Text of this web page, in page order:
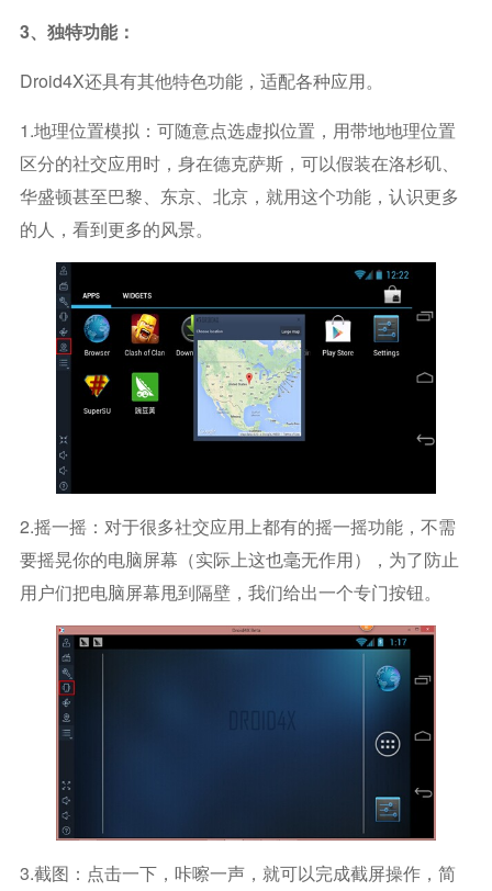
3、独特功能：
Droid4X还具有其他特色功能，适配各种应用。
1.地理位置模拟：可随意点选虚拟位置，用带地地理位置
区分的社交应用时，身在德克萨斯，可以假装在洛杉矶、
华盛顿甚至巴黎、东京、北京，就用这个功能，认识更多
的人，看到更多的风景。
2.摇一摇：对于很多社交应用上都有的摇一摇功能，不需
要摇晃你的电脑屏幕（实际上这也毫无作用），为了防止
用户们把电脑屏幕甩到隔壁，我们给出一个专门按钮。
3.截图：点击一下，咔嚓一声，就可以完成截屏操作，简